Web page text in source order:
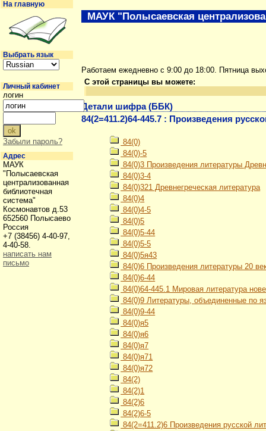
Работаем ежедневно с 9:00 до 18:00. Пятница
С этой страницы вы можете:
Детали шифра (ББК)
84(2=411.2)64-445.7 : Произведения
84(0)
84(0)-5
84(0)3 Произведения литературы
84(0)3-4
84(0)321 Древнегреческая литература
84(0)4
84(0)4-5
84(0)5
84(0)5-44
84(0)5-5
84(0)5я43
84(0)6 Произведения литературы 20
84(0)6-44
84(0)64-445.1 Мировая литература
84(0)9 Литературы, объединенные по
84(0)9-44
84(0)я5
84(0)я6
84(0)я7
84(0)я71
84(0)я72
84(2)
84(2)1
84(2)6
84(2)6-5
84(2=411.2)6 Произведения русской
МАУК "Полысаевская
На главную
Выбрать язык
Личный кабинет
логин
Забыли пароль?
Адрес
МАУК
"Полысаевская
централизованная
библиотечная
система"
Космонавтов д.53
652560 Полысаево
Россия
+7 (38456) 4-40-97,
4-40-58.
написать нам
письмо